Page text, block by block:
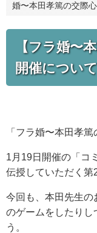
婚〜本田孝篤の交際
【フラ婚〜
開催について
「フラ婚〜本田孝
1月19日開催の「コ
伝授していただく第2
今回も、本田先生の
のゲームをしたりし
う。